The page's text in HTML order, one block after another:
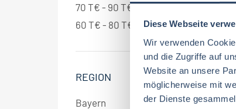
Diese Webseite
Wir verwenden
und die Zugriffe auf
Website an unsere
möglicherweise mit
der Dienste
70 T€ - 90 T€ pro Jahr
2
60 T€ - 80 T€ pro Jahr
2
REGION
Bayern
3